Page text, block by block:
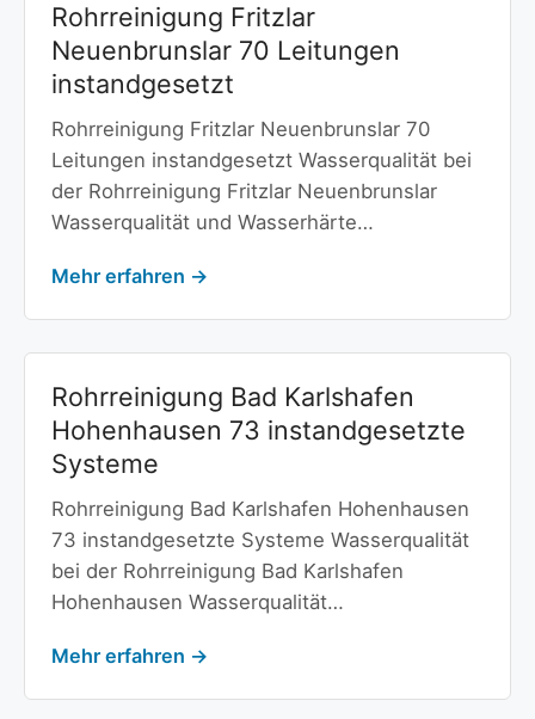
Rohrreinigung Fritzlar
Neuenbrunslar 70 Leitungen
instandgesetzt
Rohrreinigung Fritzlar Neuenbrunslar 70
Leitungen instandgesetzt Wasserqualität bei
der Rohrreinigung Fritzlar Neuenbrunslar
Wasserqualität und Wasserhärte…
Mehr erfahren →
Rohrreinigung Bad Karlshafen
Hohenhausen 73 instandgesetzte
Systeme
Rohrreinigung Bad Karlshafen Hohenhausen
73 instandgesetzte Systeme Wasserqualität
bei der Rohrreinigung Bad Karlshafen
Hohenhausen Wasserqualität…
Mehr erfahren →